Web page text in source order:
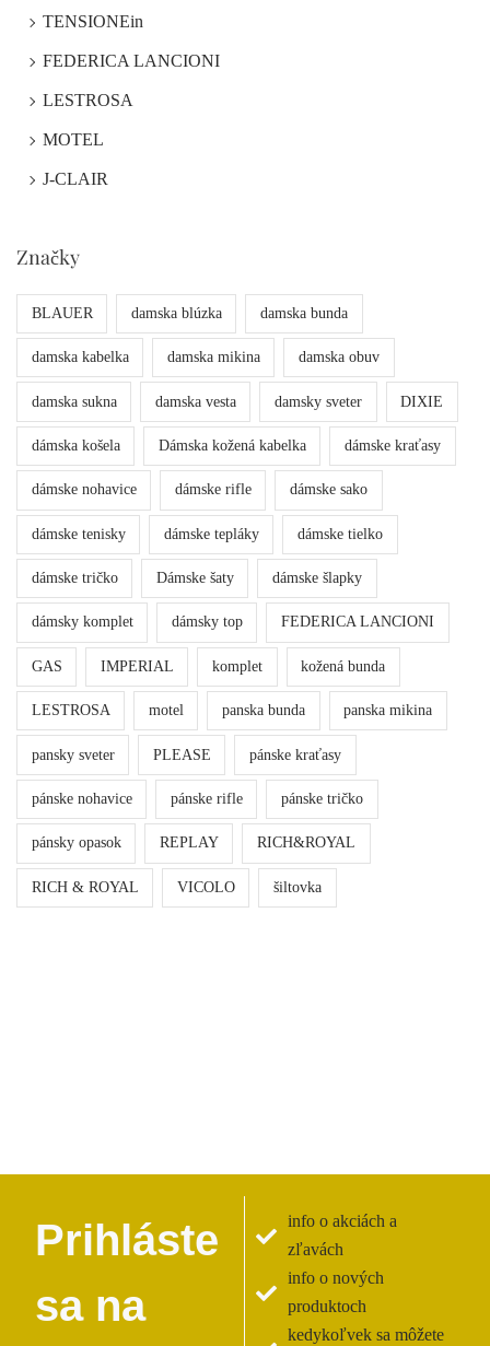
TENSIONEin
FEDERICA LANCIONI
LESTROSA
MOTEL
J-CLAIR
Značky
BLAUER damska blúzka damska bunda
damska kabelka damska mikina damska obuv
damska sukna damska vesta damsky sveter DIXIE
dámska košela Dámska kožená kabelka dámske kraťasy
dámske nohavice dámske rifle dámske sako
dámske tenisky dámske tepláky dámske tielko
dámske tričko Dámske šaty dámske šlapky
dámsky komplet dámsky top FEDERICA LANCIONI
GAS IMPERIAL komplet kožená bunda
LESTROSA motel panska bunda panska mikina
pansky sveter PLEASE pánske kraťasy
pánske nohavice pánske rifle pánske tričko
pánsky opasok REPLAY RICH&ROYAL
RICH & ROYAL VICOLO šiltovka
Prihláste
sa na
info o akciách a
zľavách
info o nových
produktoch
kedykoľvek sa môžete